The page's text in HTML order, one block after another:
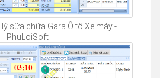
sữa chữa Gara Ô tô Xe máy -
PhuLoiSoft